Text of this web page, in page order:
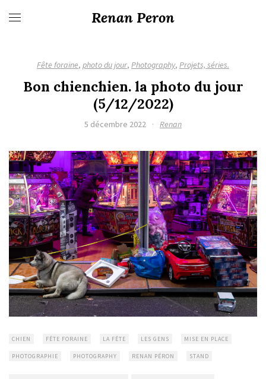
Renan Peron
Fête foraine, photo du jour, Photography, Projets, séries.
Bon chienchien. la photo du jour
(5/12/2022)
5 décembre 2022 · Renan
CHIEN FÊTE FORAINE LA FÊTE LES GENS MISE EN PLACE
PHOTOGRAPHIE PHOTOGRAPHY RENAN PÉRON STAND